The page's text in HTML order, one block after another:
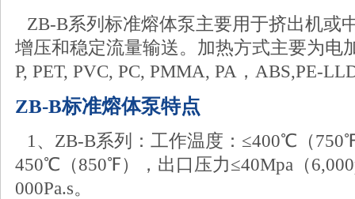
ZB-B系列标准熔体泵主要用于挤出机或
增压和稳定流量输送。加热方式主要为电
P, PET, PVC, PC, PMMA, PA，ABS,PE-
ZB-B标准熔体泵特点
1、ZB-B系列：工作温度：≤400℃（
450℃（850℉），出口压力≤40Mpa（
000Pa.s。